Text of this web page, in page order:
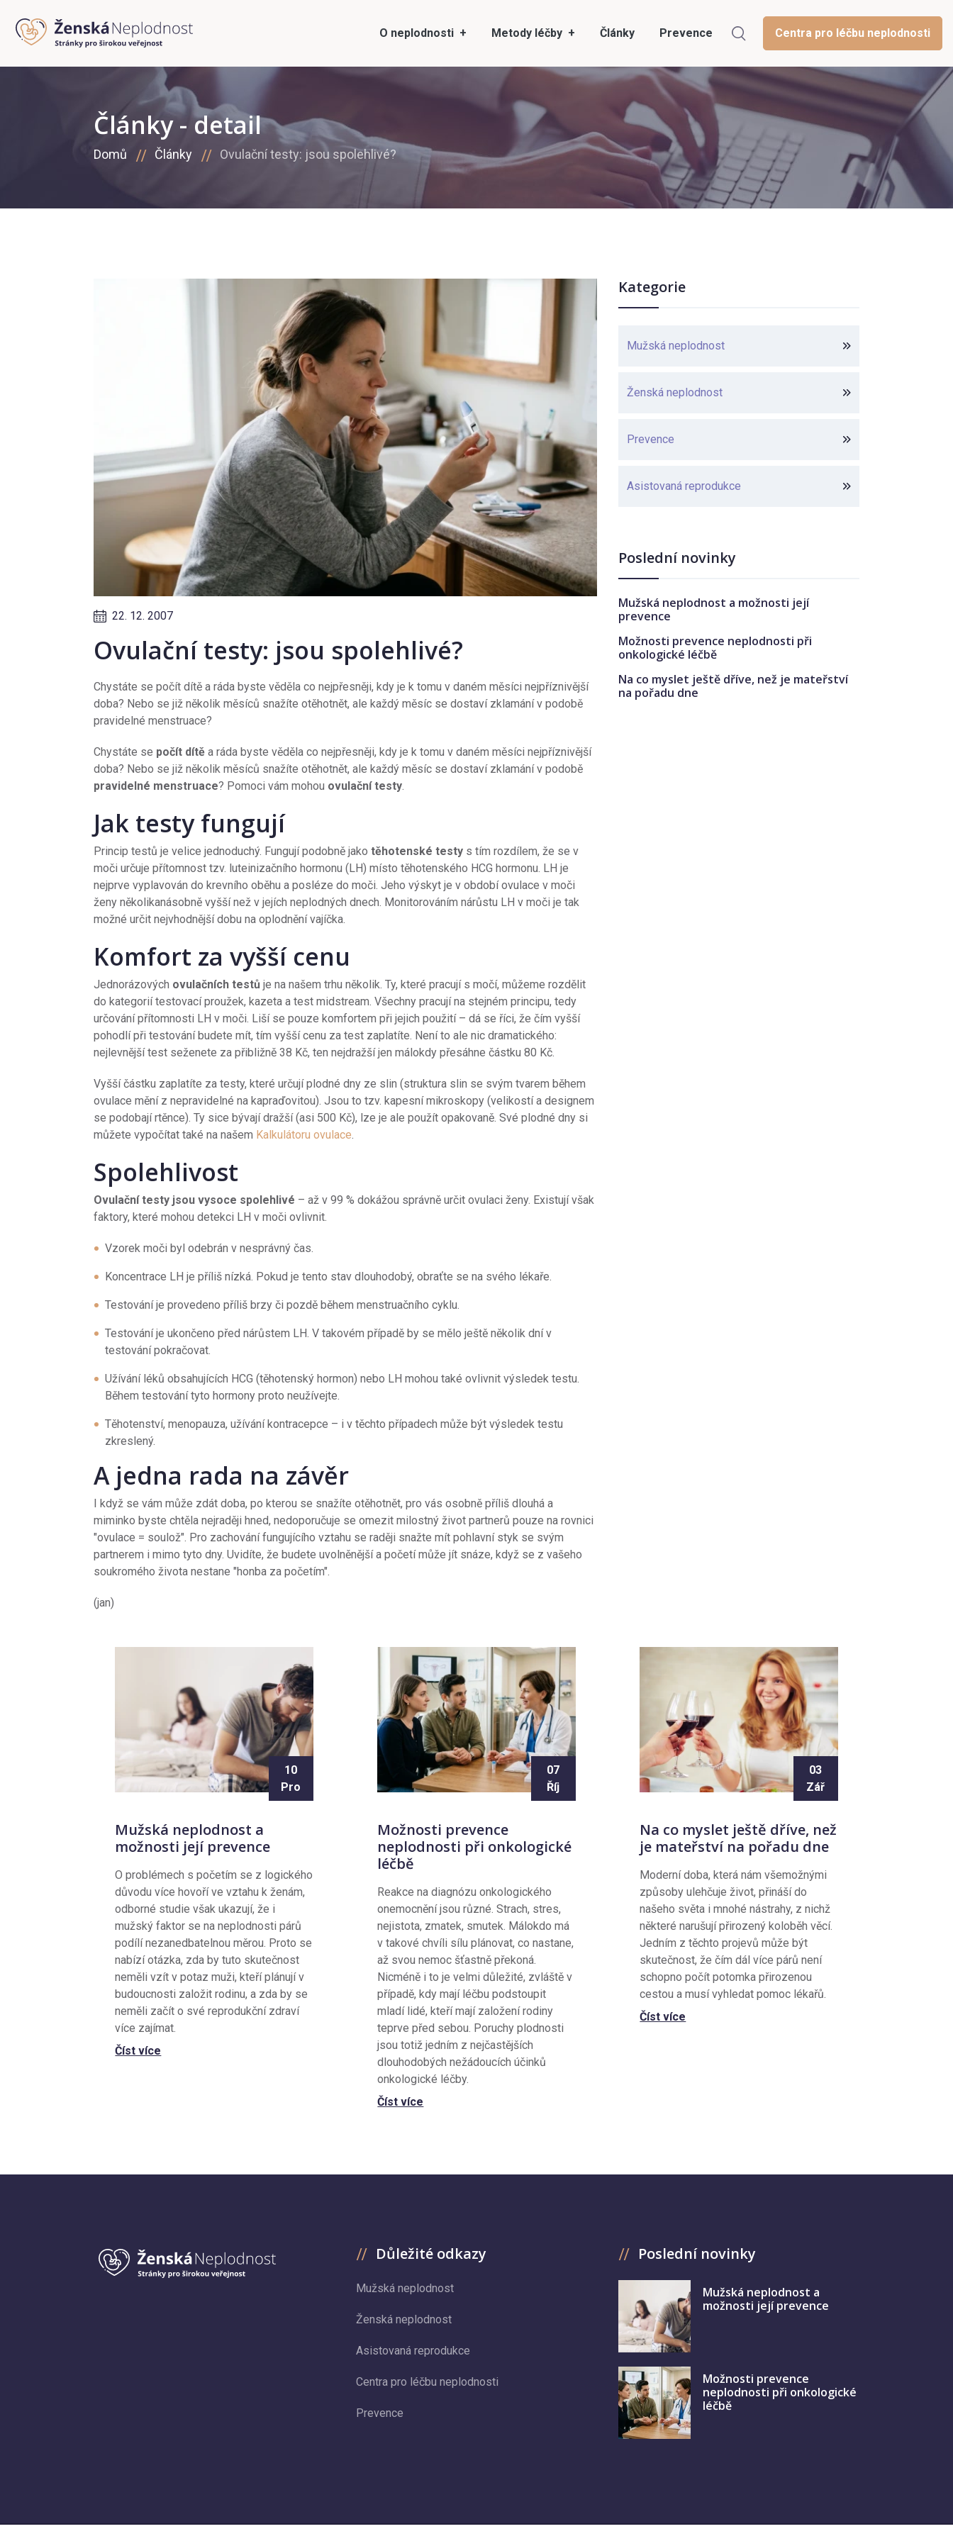
O neplodnosti Metody léčby Články Prevence Centra pro léčbu neplodnosti
Články - detail
Domů Články Ovulační testy: jsou spolehlivé?
22. 12. 2007
Ovulační testy: jsou spolehlivé?
Chystáte se počít dítě a ráda byste věděla co nejpřesněji, kdy je k tomu v daném měsíci nejpříznivější
doba? Nebo se již několik měsíců snažíte otěhotnět, ale každý měsíc se dostaví zklamání v podobě
pravidelné menstruace?
Chystáte se počít dítě a ráda byste věděla co nejpřesněji, kdy je k tomu v daném měsíci nejpříznivější
doba? Nebo se již několik měsíců snažíte otěhotnět, ale každý měsíc se dostaví zklamání v podobě
pravidelné menstruace? Pomoci vám mohou ovulační testy
Jak testy fungují
Princip testů je velice jednoduchý. Fungují podobně jako těhotenské testy s tím rozdílem, že se v
moči určuje přítomnost tzv. luteinizačního hormonu (LH) místo těhotenského HCG hormonu. LH je
nejprve vyplavován do krevního oběhu a posléze do moči. Jeho výskyt je v období ovulace v moči
ženy několikanásobně vyšší než v jejích neplodných dnech. Monitorováním nárůstu LH v moči je tak
možné určit nejvhodnější dobu na oplodnění vajíčka.
Komfort za vyšší cenu
Jednorázových ovulačních testů je na našem trhu několik. Ty, které pracují s močí, můžeme rozdělit
do kategorií testovací proužek, kazeta a test midstream. Všechny pracují na stejném principu, tedy
určování přítomnosti LH v moči. Liší se pouze komfortem při jejich použití – dá se říci, že čím vyšší
pohodlí při testování budete mít, tím vyšší cenu za test zaplatíte. Není to ale nic dramatického:
nejlevnější test seženete za přibližně 38 Kč, ten nejdražší jen málokdy přesáhne částku 80 Kč.
Vyšší částku zaplatíte za testy, které určují plodné dny ze slin (struktura slin se svým tvarem během
ovulace mění z nepravidelné na kapraďovitou). Jsou to tzv. kapesní mikroskopy (velikostí a designem
se podobají rtěnce). Ty sice bývají dražší (asi 500 Kč), lze je ale použít opakovaně. Své plodné dny si
můžete vypočítat také na našem Kalkulátoru ovulace
Spolehlivost
Ovulační testy jsou vysoce spolehlivé – až v 99 % dokážou správně určit ovulaci ženy. Existují však
faktory, které mohou detekci LH v moči ovlivnit.
Vzorek moči byl odebrán v nesprávný čas.
Koncentrace LH je příliš nízká. Pokud je tento stav dlouhodobý, obraťte se na svého lékaře.
Testování je provedeno příliš brzy či pozdě během menstruačního cyklu.
Testování je ukončeno před nárůstem LH. V takovém případě by se mělo ještě několik dní v
testování pokračovat.
Užívání léků obsahujících HCG (těhotenský hormon) nebo LH mohou také ovlivnit výsledek testu.
Během testování tyto hormony proto neužívejte.
Těhotenství, menopauza, užívání kontracepce – i v těchto případech může být výsledek testu
zkreslený.
A jedna rada na závěr
I když se vám může zdát doba, po kterou se snažíte otěhotnět, pro vás osobně příliš dlouhá a
miminko byste chtěla nejraději hned, nedoporučuje se omezit milostný život partnerů pouze na rovnici
"ovulace = soulož". Pro zachování fungujícího vztahu se raději snažte mít pohlavní styk se svým
partnerem i mimo tyto dny. Uvidíte, že budete uvolněnější a početí může jít snáze, když se z vašeho
soukromého života nestane "honba za početím".
(jan)
Kategorie
Mužská neplodnost
Ženská neplodnost
Prevence
Asistovaná reprodukce
Poslední novinky
Mužská neplodnost a možnosti její
prevence
Možnosti prevence neplodnosti při
onkologické léčbě
Na co myslet ještě dříve, než je mateřství
na pořadu dne
10
Pro
Mužská neplodnost a
možnosti její prevence
O problémech s početím se z logického
důvodu více hovoří ve vztahu k ženám,
odborné studie však ukazují, že i
mužský faktor se na neplodnosti párů
podílí nezanedbatelnou měrou. Proto se
nabízí otázka, zda by tuto skutečnost
neměli vzít v potaz muži, kteří plánují v
budoucnosti založit rodinu, a zda by se
neměli začít o své reprodukční zdraví
více zajímat.
Číst více
07
Říj
Možnosti prevence
neplodnosti při onkologické
léčbě
Reakce na diagnózu onkologického
onemocnění jsou různé. Strach, stres,
nejistota, zmatek, smutek. Málokdo má
v takové chvíli sílu plánovat, co nastane,
až svou nemoc šťastně překoná.
Nicméně i to je velmi důležité, zvláště v
případě, kdy mají léčbu podstoupit
mladí lidé, kteří mají založení rodiny
teprve před sebou. Poruchy plodnosti
jsou totiž jedním z nejčastějších
dlouhodobých nežádoucích účinků
onkologické léčby.
Číst více
03
Zář
Na co myslet ještě dříve, než
je mateřství na pořadu dne
Moderní doba, která nám všemožnými
způsoby ulehčuje život, přináší do
našeho světa i mnohé nástrahy, z nichž
některé narušují přirozený koloběh věcí.
Jedním z těchto projevů může být
skutečnost, že čím dál více párů není
schopno počít potomka přirozenou
cestou a musí vyhledat pomoc lékařů.
Číst více
Důležité odkazy
Mužská neplodnost
Ženská neplodnost
Asistovaná reprodukce
Centra pro léčbu neplodnosti
Prevence
Poslední novinky
Mužská neplodnost a
možnosti její prevence
Možnosti prevence
neplodnosti při onkologické
léčbě